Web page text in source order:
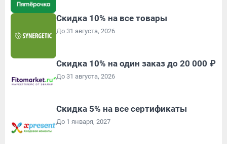
Скидка 10% на все товары
До 31 августа, 2026
Скидка 10% на один заказ до 20 000 ₽
До 31 августа, 2026
Скидка 5% на все сертификаты
До 1 января, 2027